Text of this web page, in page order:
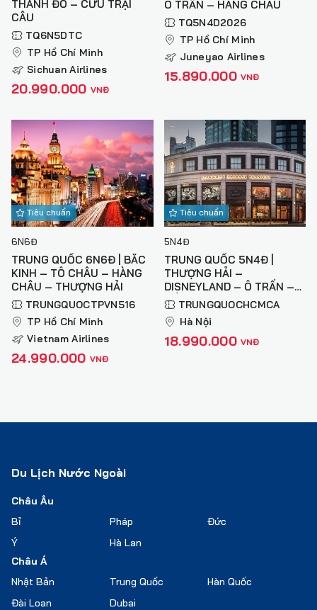
THÀNH ĐÔ – CỬU TRẠI
CÂU
TQ6N5DTC
TP Hồ Chí Minh
Sichuan Airlines
20.990.000 VNĐ
Ô TRẤN – HÀNG CHÂU
TQ5N4D2026
TP Hồ Chí Minh
Juneyao Airlines
15.890.000 VNĐ
Tiêu chuẩn
6N6Đ
TRUNG QUỐC 6N6Đ | BẮC
KINH – TÔ CHÂU – HÀNG
CHÂU – THƯỢNG HẢI
TRUNGQUOCTPVN516
TP Hồ Chí Minh
Vietnam Airlines
24.990.000 VNĐ
Tiêu chuẩn
5N4Đ
TRUNG QUỐC 5N4Đ |
THƯỢNG HẢI –
DISNEYLAND – Ô TRẤN –
HỒ THANH SƠN – HÀNG
CHÂU (NO SHOPPING)
TRUNGQUOCHCMCA
Hà Nội
18.990.000 VNĐ
Du Lịch Nước Ngoài
Châu Âu
Bỉ
Pháp
Đức
Ý
Hà Lan
Châu Á
Nhật Bản
Trung Quốc
Hàn Quốc
Đài Loan
Dubai